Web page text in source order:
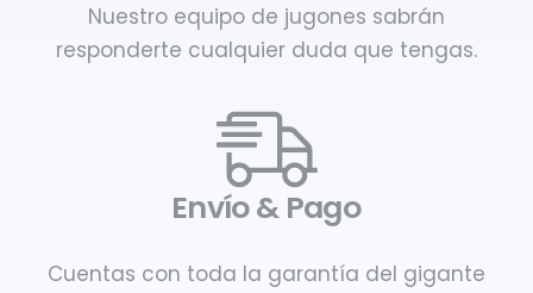
Nuestro equipo de jugones sabrán
responderte cualquier duda que tengas.
Envío & Pago
Cuentas con toda la garantía del gigante